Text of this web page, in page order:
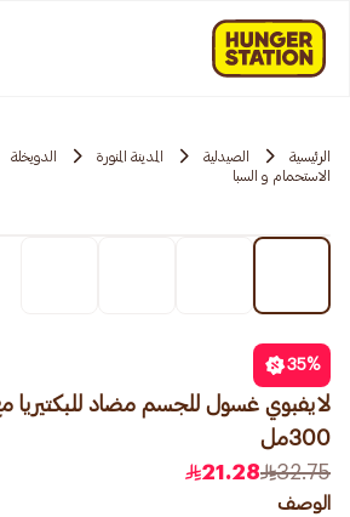
الرئيسية الصيدلية المدينة المنورة الدويخلة
الاستحمام و السبا
35%
لايفبوي غسول للجسم مضاد للبكتيريا
300مل
32.75
21.28
الوصف